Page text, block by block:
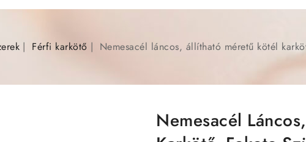
Férfi karkötő Nemesacél láncos, állítható méretű kötél
Nemesacél